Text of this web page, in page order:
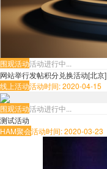
围观活动活动进行中...
网站举行发帖积分兑换活动[北京]
线上活动活动时间: 2020-04-15
围观活动活动进行中...
测试活动
HAM聚会活动时间: 2020-03-23